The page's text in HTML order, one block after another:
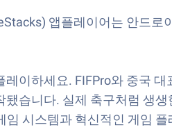
앱플레이어는 안드
이하세요. FIFPro와 중국
습니다. 실제 축구처럼 생
시스템과 혁신적인 게임